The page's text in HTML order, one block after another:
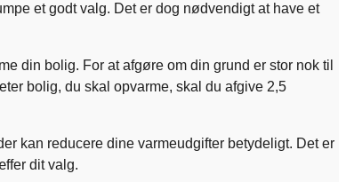
et godt valg. Det er dog nødvendigt at have et
din bolig. For at afgøre om din grund er stor nok til
bolig, du skal opvarme, skal du afgive 2,5
kan reducere dine varmeudgifter betydeligt. Det er
dit valg.